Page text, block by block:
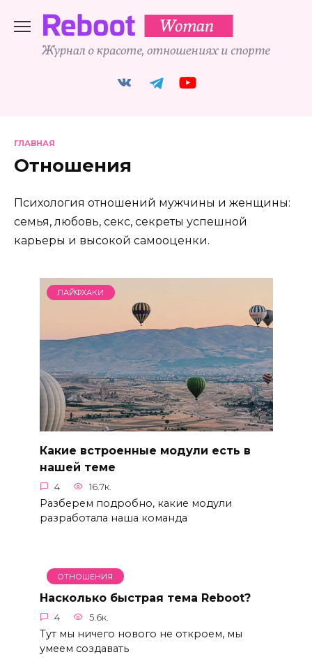
содержанию
ГЛАВНАЯ
Отношения
Психология отношений мужчины и женщины:
семья, любовь, секс, секреты успешной
карьеры и высокой самооценки.
ЛАЙФХАКИ
Какие встроенные модули есть в
нашей теме
4 16.7к.
Разберем подробно, какие модули
разработала наша команда
ОТНОШЕНИЯ
Насколько быстрая тема Reboot?
4 5.6к.
Тут мы ничего нового не откроем, мы
умеем создавать